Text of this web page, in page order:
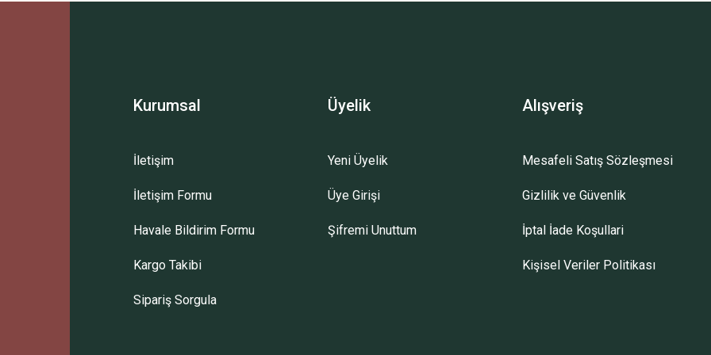
Bu ürüne ilk yorumu siz yapın!
Gönder
Kurumsal
İletişim
İletişim Formu
Havale Bildirim Formu
Kargo Takibi
Sipariş Sorgula
Üyelik
Yeni Üyelik
Üye Girişi
Şifremi Unuttum
Alışveriş
Mesafeli Satış Sözleşmesi
Gizlilik ve Güvenlik
İptal İade Koşullari
Kişisel Veriler Politikası